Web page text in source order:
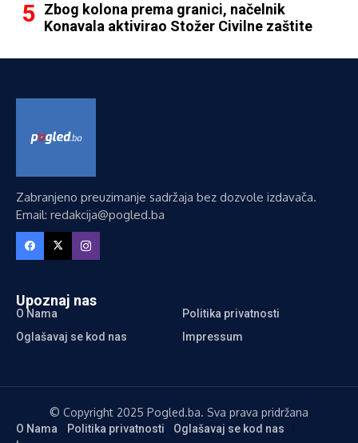
Zbog kolona prema granici, načelnik
Konavala aktivirao Stožer Civilne zaštite
Zabranjeno preuzimanje sadržaja bez dozvole izdavača.
Email: redakcija@pogled.ba
Upoznaj nas
O Nama
Politika privatnosti
Oglašavaj se kod nas
Impressum
© Copyright 2025 Pogled.ba. Sva prava pridržana
O Nama Politika privatnosti
Oglašavaj se kod nas